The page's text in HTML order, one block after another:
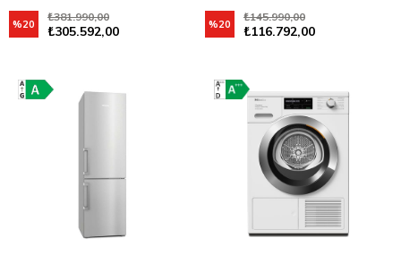
Siyahı
₺305.592,00
₺381.990,00
%20
Enerji Sınıfı Çelik
₺116.792,00
₺145.990,00
%20